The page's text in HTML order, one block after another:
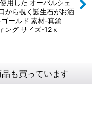
用した オーバルシェ
から覗く誕生石がお洒
ールド 素材-真鍮
ング サイズ-12ｘ
も買っています